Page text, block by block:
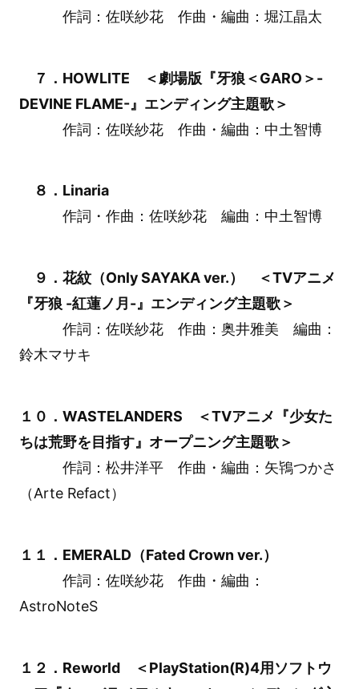
作詞：佐咲紗花 作曲・編曲：堀江晶太
７．HOWLITE ＜劇場版『牙狼＜GARO＞-
DEVINE FLAME-』エンディング主題歌＞
作詞：佐咲紗花 作曲・編曲：中土智博
８．Linaria
作詞・作曲：佐咲紗花 編曲：中土智博
９．花紋（Only SAYAKA ver.） ＜TVアニメ
『牙狼 -紅蓮ノ月-』エンディング主題歌＞
作詞：佐咲紗花 作曲：奥井雅美 編曲：
鈴木マサキ
１０．WASTELANDERS ＜TVアニメ『少女た
ちは荒野を目指す』オープニング主題歌＞
作詞：松井洋平 作曲・編曲：矢鴇つかさ
（Arte Refact）
１１．EMERALD（Fated Crown ver.）
作詞：佐咲紗花 作曲・編曲：
AstroNoteS
１２．Reworld ＜PlayStation(R)4用ソフトウ